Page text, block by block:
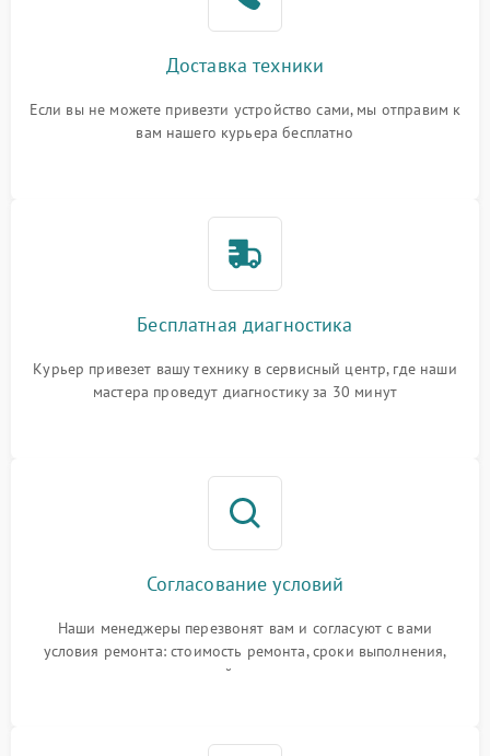
Доставка техники
Если вы не можете привезти устройство сами, мы отправим к
вам нашего курьера бесплатно
Бесплатная диагностика
Курьер привезет вашу технику в сервисный центр, где наши
мастера проведут диагностику за 30 минут
Согласование условий
Наши менеджеры перезвонят вам и согласуют с вами
условия ремонта: стоимость ремонта, сроки выполнения,
гарантийные условия